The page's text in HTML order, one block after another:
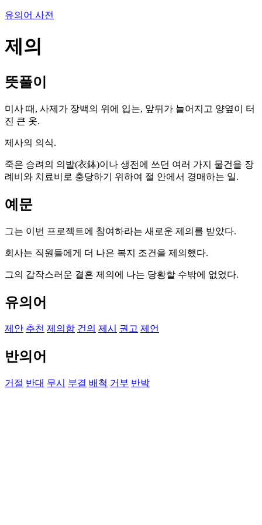
유의어 사전
제의
뜻풀이
미사 때, 사제가 장백의 위에 입는, 앞뒤가 늘어지고 양옆이 터
진 큰 옷.
제사의 의식.
죽은 승려의 의발(衣鉢)이나 생전에 쓰던 여러 가지 물건을 장
례비와 치료비로 충당하기 위하여 절 안에서 경매하는 일.
예문
그는 이번 프로젝트에 참여하라는 새로운 제의를 받았다.
회사는 직원들에게 더 나은 복지 조건을 제의했다.
그의 갑작스러운 결혼 제의에 나는 당황할 수밖에 없었다.
유의어
제안 추천 제의함 건의 제시 권고 제언
반의어
거절 반대 무시 부결 배척 거부 반박